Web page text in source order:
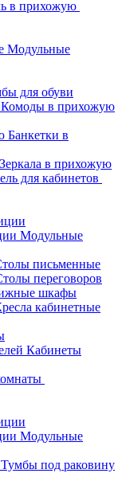
в прихожую
Модульные
для обуви
Комоды в прихожую
Банкетки в
Зеркала в прихожую
для кабинетов
Модульные
письменные
переговоров
шкафы
кабинетные
Кабинеты
Модульные
Тумбы под раковину